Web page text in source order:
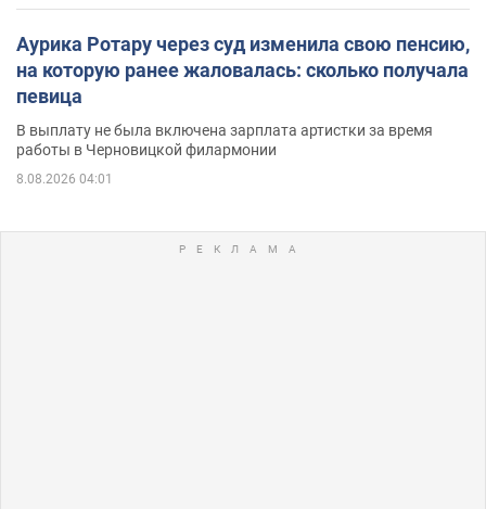
Аурика Ротару через суд изменила свою пенсию,
на которую ранее жаловалась: сколько получала
певица
В выплату не была включена зарплата артистки за время
работы в Черновицкой филармонии
8.08.2026 04:01